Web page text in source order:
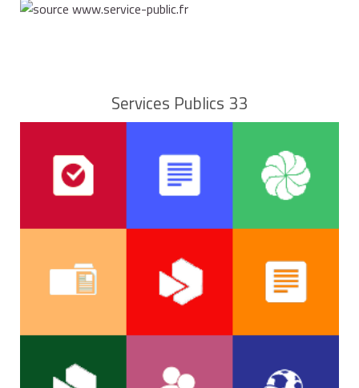
Services Publics 33